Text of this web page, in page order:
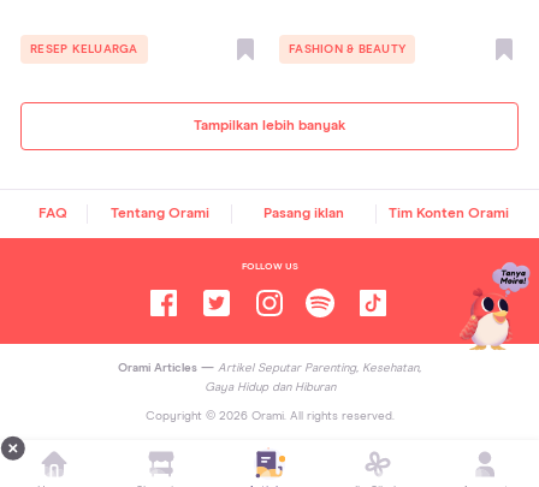
Tampilkan lebih banyak
RESEP KELUARGA FASHION & BEAUTY
FAQ Tentang Orami Pasang iklan Tim Konten Orami
FOLLOW US
Orami Articles — Artikel Seputar Parenting, Kesehatan,
Gaya Hidup dan Hiburan
Copyright © 2026Orami. All rights reserved.